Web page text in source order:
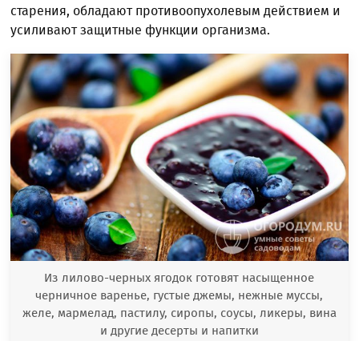
старения, обладают противоопухолевым действием и
усиливают защитные функции организма.
Из лилово-черных ягодок готовят насыщенное
черничное варенье, густые джемы, нежные муссы,
желе, мармелад, пастилу, сиропы, соусы, ликеры, вина
и другие десерты и напитки